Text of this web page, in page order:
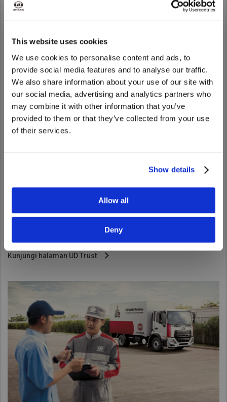
This website uses cookies
We use cookies to personalise content and ads, to
provide social media features and to analyse our traffic.
We also share information about your use of our site with
our social media, advertising and analytics partners who
may combine it with other information that you’ve
provided to them or that they’ve collected from your use
of their services.
Show details
Allow all
Deny
We noticed that you are visiting from
United States. Would you like to go to
the United States website?
Tingkatkan masa kerja mesin armada Anda dan efisiensi
Kunjungi halaman UD Layanan Telematika
Perjanjian layanan dengan keuntungan-keuntungan suku
Kunjungi halaman UD Trust